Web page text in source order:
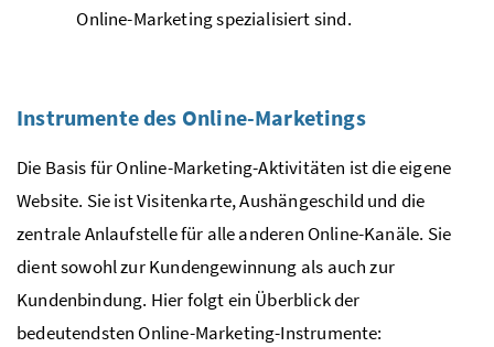
Online-Marketingspezialisiert sind.
Instrumente des Online-Marketings
Die Basis für Online-Marketing-Aktivitäten ist die eigene
Website. Sie ist Visitenkarte, Aushängeschild und die
zentrale Anlaufstelle für alle anderen Online-Kanäle. Sie
dient sowohl zur Kundengewinnung als auch zur
Kundenbindung. Hier folgt ein Überblick der
bedeutendsten Online-Marketing-Instrumente: